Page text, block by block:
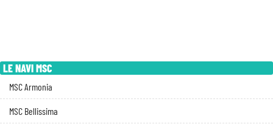
LE NAVI MSC
MSC Armonia
MSC Bellissima